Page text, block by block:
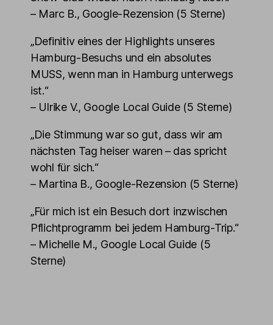
– Marc B., Google-Rezension (5 Sterne)
„Definitiv eines der Highlights unseres
Hamburg-Besuchs und ein absolutes
MUSS, wenn man in Hamburg unterwegs
ist.“
– Ulrike V., Google Local Guide (5 Sterne)
„Die Stimmung war so gut, dass wir am
nächsten Tag heiser waren – das spricht
wohl für sich.“
– Martina B., Google-Rezension (5 Sterne)
„Für mich ist ein Besuch dort inzwischen
Pflichtprogramm bei jedem Hamburg-Trip.“
– Michelle M., Google Local Guide (5
Sterne)